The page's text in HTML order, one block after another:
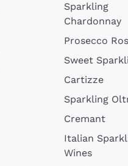
Sparkling
Chardonnay
Prosecco
Sweet
Cartizze
Sparkling
Cremant
Italian
Wines